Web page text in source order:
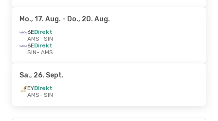
Mo., 17. Aug. - Do., 20. Aug.
6EDirekt
AMS- SIN
6EDirekt
SIN- AMS
Sa., 26. Sept.
EYDirekt
AMS- SIN